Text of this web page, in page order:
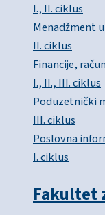
I., II. ciklus
Menadžment
II. ciklus
Financije,
I., II., III. ciklus
Poduzetnički
III. ciklus
Poslovna
I. ciklus
Fakultet